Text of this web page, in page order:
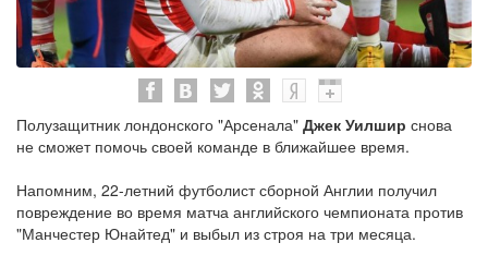
Полузащитник лондонского "Арсенала" Джек Уилшир снова
не сможет помочь своей команде в ближайшее время.
Напомним, 22-летний футболист сборной Англии получил
повреждение во время матча английского чемпионата против
"Манчестер Юнайтед" и выбыл из строя на три месяца.